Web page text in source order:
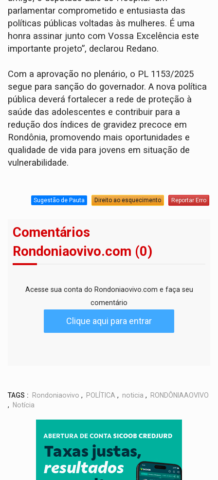
parlamentar comprometido e entusiasta das
políticas públicas voltadas às mulheres. É uma
honra assinar junto com Vossa Excelência este
importante projeto”, declarou Redano.
Com a aprovação no plenário, o PL 1153/2025
segue para sanção do governador. A nova política
pública deverá fortalecer a rede de proteção à
saúde das adolescentes e contribuir para a
redução dos índices de gravidez precoce em
Rondônia, promovendo mais oportunidades e
qualidade de vida para jovens em situação de
vulnerabilidade.
Sugestão de Pauta Direito ao esquecimento Reportar Erro
Comentários
Rondoniaovivo.com (0)
Acesse sua conta do Rondoniaovivo.com e faça seu
comentário
Clique aqui para entrar
TAGS : Rondoniaovivo , POLÍTICA , noticia ,
RONDÔNIAAOVIVO
,
Notícia